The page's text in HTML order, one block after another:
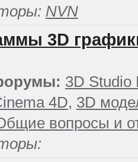
NVN
3D
3D Studio
4D, 3D
вопросы и